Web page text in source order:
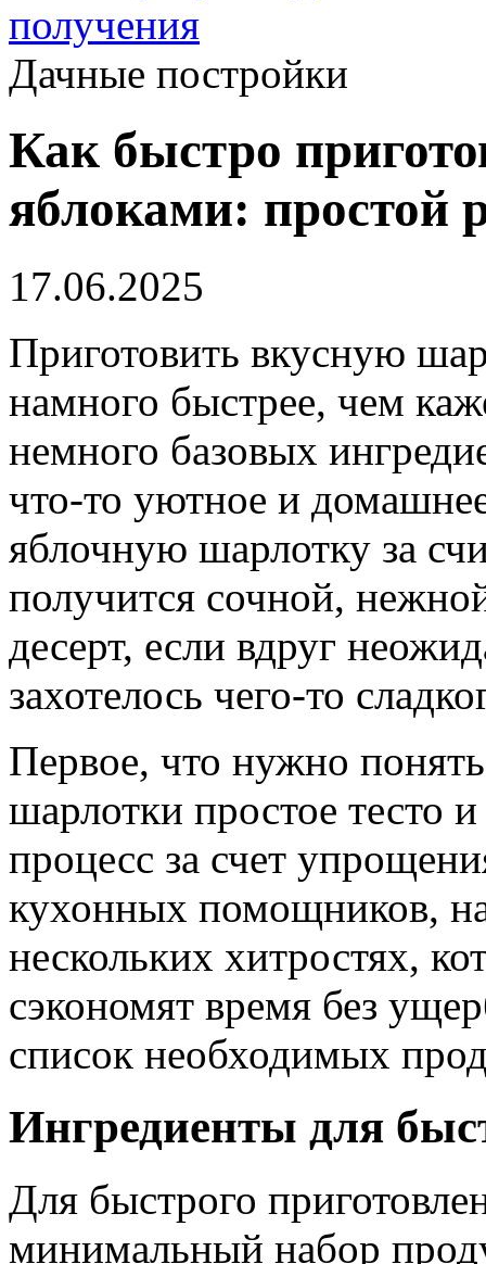
получения
Дачные постройки
Как быстро
яблоками: простой
17.06.2025
Приготовить вкусную
намного быстрее, чем
немного базовых
что-то уютное и
яблочную шарлотку за
получится сочной,
десерт, если вдруг
захотелось чего-то
Первое, что нужно
шарлотки простое тесто
процесс за счет
кухонных помощников,
нескольких хитростях,
сэкономят время без
список необходимых
Ингредиенты для
Для быстрого
минимальный набор